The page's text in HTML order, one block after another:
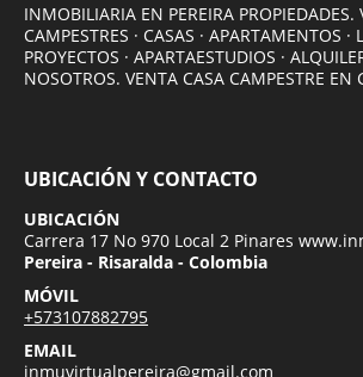
INMOBILIARIA EN PEREIRA PROPIEDADES.
CAMPESTRES · CASAS · APARTAMENTOS ·
PROYECTOS · APARTAESTUDIOS ·
NOSOTROS. VENTA CASA CAMPESTRE EN
UBICACIÓN Y CONTACTO
UBICACIÓN
Carrera 17 No 970 Local 2 Pinares
Pereira - Risaralda - Colombia
MÓVIL
+573107882795
EMAIL
inmuvirtualpereira@gmail.com